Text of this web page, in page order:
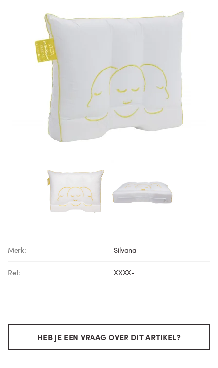
Merk: Silvana
Ref: XXXX-
HEB JE EEN VRAAG OVER DIT ARTIKEL?